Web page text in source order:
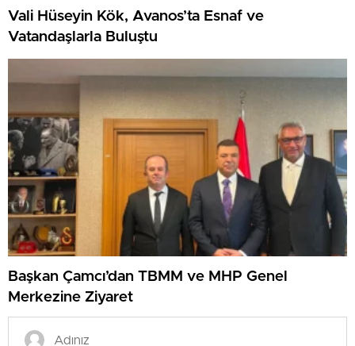
Vali Hüseyin Kök, Avanos’ta Esnaf ve
Vatandaşlarla Buluştu
Başkan Çamcı’dan TBMM ve MHP Genel
Merkezine Ziyaret